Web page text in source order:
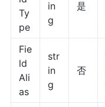
Ty
pe
in
g
是
Fie
ld
Ali
as
str
in
g
否